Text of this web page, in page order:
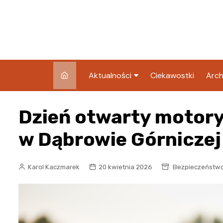
Aktualności
Blog
Ciekawostki
Dzień otwarty
w Dąbrowie Górniczej
Karol Kaczmarek 20 kwietnia 2026